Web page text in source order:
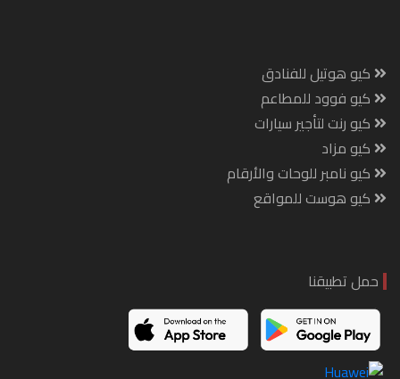
كيو هوتيل للفنادق
كيو فوود للمطاعم
كيو رنت لتأجير سيارات
كيو مزاد
كيو نامبر للوحات والأرقام
كيو هوست للمواقع
حمل تطبيقنا